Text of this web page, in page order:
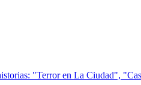
"Terror en La Ciudad",